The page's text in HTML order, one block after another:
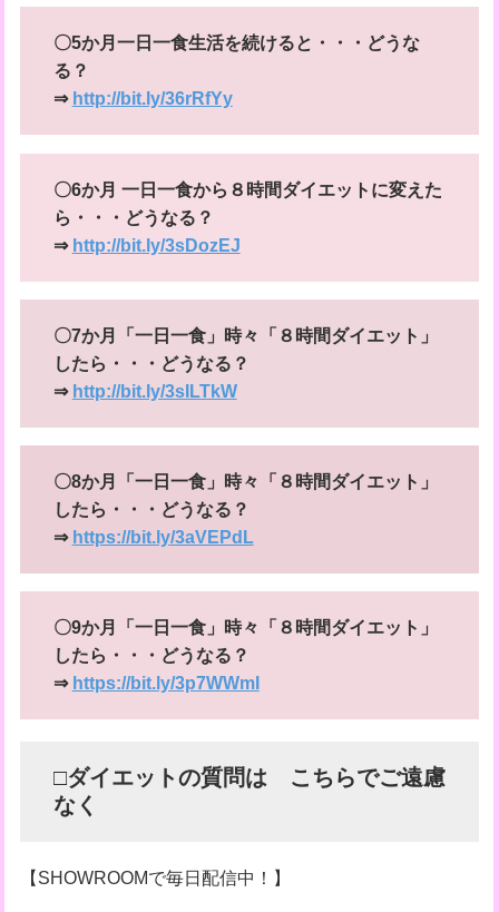
〇5か月一日一食生活を続けると・・・どうな
る？
⇒ http://bit.ly/36rRfYy
〇6か月 一日一食から８時間ダイエットに変えた
ら・・・どうなる？
⇒ http://bit.ly/3sDozEJ
〇7か月「一日一食」時々「８時間ダイエット」
したら・・・どうなる？
⇒ http://bit.ly/3sILTkW
〇8か月「一日一食」時々「８時間ダイエット」
したら・・・どうなる？
⇒ https://bit.ly/3aVEPdL
〇9か月「一日一食」時々「８時間ダイエット」
したら・・・どうなる？
⇒ https://bit.ly/3p7WWmI
□ダイエットの質問は こちらでご遠慮
なく
【SHOWROOMで毎日配信中！】